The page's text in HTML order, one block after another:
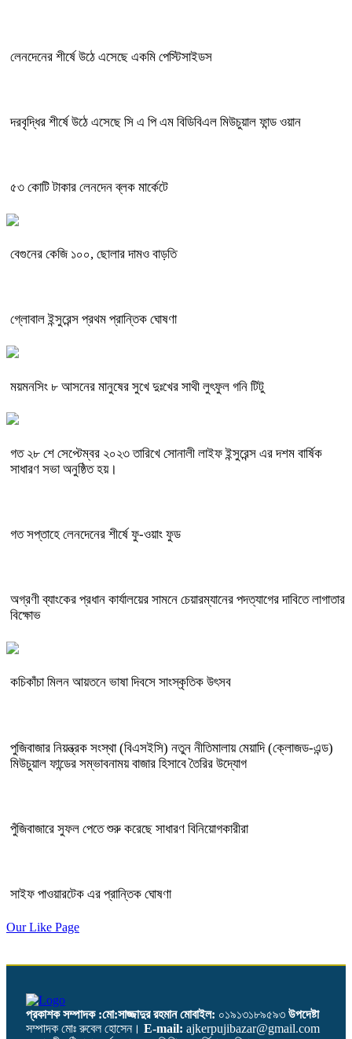
লেনদেনের শীর্ষে উঠে এসেছে একমি পেস্টিসাইডস
দরবৃদ্ধির শীর্ষে উঠে এসেছে সি এ পি এম বিডিবিএল মিউচুয়াল ফান্ড ওয়ান
৫৩ কোটি টাকার লেনদেন ব্লক মার্কেটে
বেগুনের কেজি ১০০, ছোলার দামও বাড়তি
গ্লোবাল ইন্সুরেন্স প্রথম প্রান্তিক ঘোষণা
ময়মনসিং ৮ আসনের মানুষের সুখে দুঃখের সাথী লুৎফুল গনি টিটু
গত ২৮ শে সেপ্টেম্বর ২০২৩ তারিখে সোনালী লাইফ ইন্সুরেন্স এর দশম বার্ষিক
সাধারণ সভা অনুষ্ঠিত হয়।
গত সপ্তাহে লেনদেনের শীর্ষে ফু-ওয়াং ফুড
অগ্রণী ব্যাংকের প্রধান কার্যালয়ের সামনে চেয়ারম্যানের পদত্যাগের দাবিতে লাগাতার
বিক্ষোভ
কচিকাঁচা মিলন আয়তনে ভাষা দিবসে সাংস্কৃতিক উৎসব
পুজিবাজার নিয়ন্ত্রক সংস্থা (বিএসইসি) নতুন নীতিমালায় মেয়াদি (ক্লোজড-এন্ড)
মিউচুয়াল ফান্ডের সম্ভাবনাময় বাজার হিসাবে তৈরির উদ্যোগ
পুঁজিবাজারে সুফল পেতে শুরু করেছে সাধারণ বিনিয়োগকারীরা
সাইফ পাওয়ারটেক এর প্রান্তিক ঘোষণা
Our Like Page
প্রকাশক সম্পাদক :মো:সাজ্জাদুর রহমান মোবাইল: ০১৯১৩১৮৯৫৯৩ উপদেষ্টা
সম্পাদক মোঃ রুবেল হোসেন। E-mail: ajkerpujibazar@gmail.com